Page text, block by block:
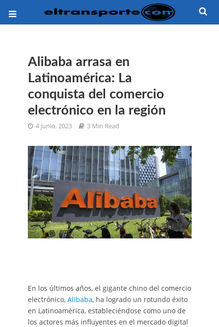
Alibaba arrasa en
Latinoamérica: La
conquista del comercio
electrónico en la región
4 junio, 2023 3 Min Read
En los últimos años, el gigante chino del comercio
electrónico, Alibaba, ha logrado un rotundo éxito
en Latinoamérica, estableciéndose como uno de
los actores más influyentes en el mercado digital